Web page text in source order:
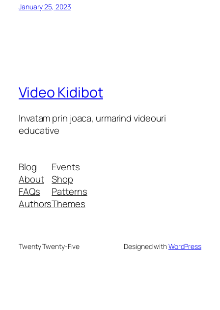
January 25, 2023
Video Kidibot
Invatam prin joaca, urmarind videouri
educative
Blog
About
FAQs
Authors
Events
Shop
Patterns
Themes
Twenty Twenty-Five Designed withWordPress